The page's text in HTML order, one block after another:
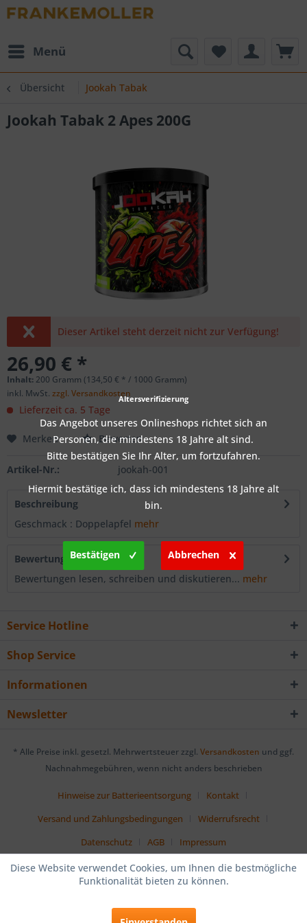
Menü
Übersicht Jookah Tabak
Jookah Tabak 2 Apes 200G
Dieser Artikel steht derzeit nicht zur Verfügung!
26,90 € *
Inhalt: 200 Gramm (134,50 € * / 1000 Gramm)
inkl. MwSt. zzgl. Versandkosten
Lieferzeit ca. 5 Tage
Merken Bewerten
Artikel-Nr.: jookah-001
Beschreibung
Geschmack : Doppelapfel mehr
Bewertungen
0
Bewertungen lesen, schreiben und diskutieren... mehr
Service Hotline
Shop Service
Informationen
Newsletter
* Alle Preise inkl. gesetzl. Mehrwertsteuer zzgl. Versandkosten und ggf.
Nachnahmegebühren, wenn nicht anders beschrieben
Hinweise zur Batterieentsorgung
Kontakt
Versand und Zahlungsbedingungen
Widerrufsrecht
Datenschutz
AGB Impressum
Diese Website verwendet Cookies, um Ihnen die bestmögliche
Funktionalität bieten zu können.
Altersverifizierung
Das Angebot unseres Onlineshops richtet sich an
Personen, die mindestens 18 Jahre alt sind.
Bitte bestätigen Sie Ihr Alter, um fortzufahren.
Hiermit bestätige ich, dass ich mindestens 18 Jahre alt
bin.
Bestätigen Abbrechen